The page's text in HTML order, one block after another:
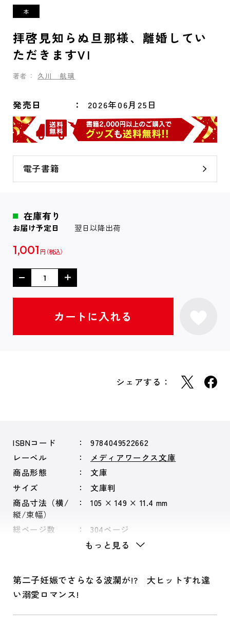
拝啓見知らぬ旦那様、離婚してい
ただきますVI
著者： 久川 航璃
発売日 2026年06月25日
電子書籍
在庫有り
お届け予定日 翌日以降出荷
1,001 円
シェアする：
ISBNコード
9784049522662
レーベル
メディアワークス文庫
商品形態
文庫
サイズ
文庫判
商品寸法（横/
縦/束幅）
105 × 149 × 11.4 mm
総ページ数 304ページ
もっと見る
第二子妊娠でさらなる波瀾が!? 大ヒットすれ違
い溺愛ロマンス!